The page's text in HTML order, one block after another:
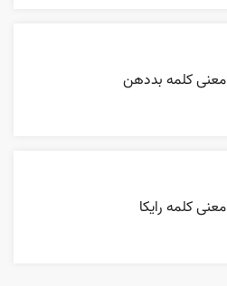
معنی کلمه بددهن
معنی کلمه رایکا